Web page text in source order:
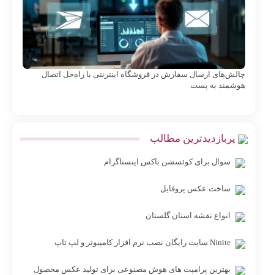
چالش‌های ارسال سفارش در فروشگاه اینترنتی با راه‌حل اتصال
هوشمند به پست
پربازدیدترین مطالب
سوال برای کوئسشن باکس اینستاگرام
ساخت عکس پروفایل
انواع نقشه استان گلستان
Ninite سایت رایگان نصب نرم افزار کامپیوتر و لپ تاپ
بهترین پرامپت های هوش مصنوعی برای تولید عکس محصول